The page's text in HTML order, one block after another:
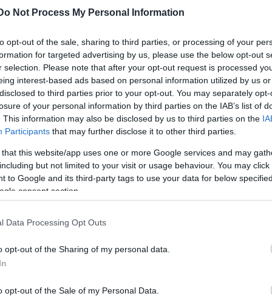
Not Process My Personal Information
opt-out of the sale, sharing to third parties, or processing of your
for targeted advertising by us, please use the below opt-out
selection. Please note that after your opt-out request is processed
interest-based ads based on personal information utilized by us
to third parties prior to your opt-out. You may separately
of your personal information by third parties on the IAB’s list of
This information may also be disclosed by us to third parties on the
Participants that may further disclose it to other third parties.
that this website/app uses one or more Google services and may
but not limited to your visit or usage behaviour. You may
to Google and its third-party tags to use your data for below
consent section.
Data Processing Opt Outs
opt-out of the Sharing of my personal data.
opt-out of the Sale of my Personal Data.
Nagy Zsolttal. A szövegetSzálinger Balázs
hozza a mai néző számára minden idők egyik